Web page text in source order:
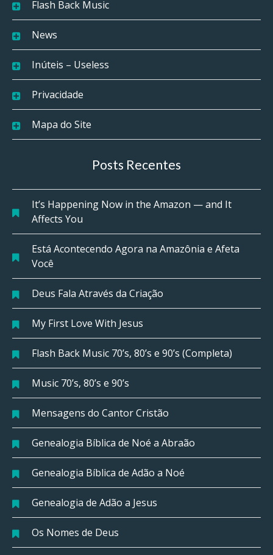
Flash Back Music
News
Inúteis – Useless
Privacidade
Mapa do Site
Posts Recentes
It’s Happening Now in the Amazon — and It
Affects You
Está Acontecendo Agora na Amazônia e Afeta
Você
Deus Fala Através da Criação
My First Love With Jesus
Flash Back Music 70’s, 80’s e 90’s (Completa)
Music 70’s, 80’s e 90’s
Mensagens do Cantor Cristão
Genealogia Bíblica de Noé a Abraão
Genealogia Bíblica de Adão a Noé
Genealogia de Adão a Jesus
Os Nomes de Deus